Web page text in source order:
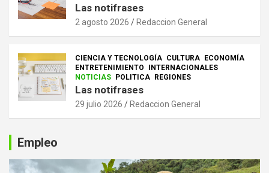
Las notifrases
2 agosto 2026 Redaccion General
CIENCIA Y TECNOLOGÍA CULTURA ECONOMÍA
ENTRETENIMIENTO
INTERNACIONALES
NOTICIAS POLITICA REGIONES
Las notifrases
29 julio 2026 Redaccion General
Empleo